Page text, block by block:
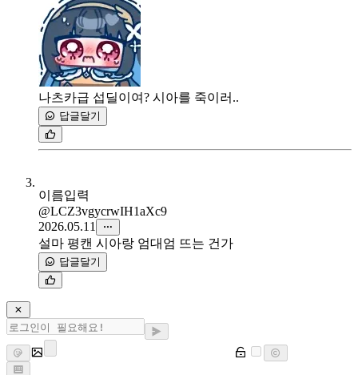
나츠카급 섭딜이여? 시아를 죽이러..
답글달기
이름입력
@LCZ3vgycrwIH1aXc9
2026.05.11
설마 평캔 시아랑 엄대엄 뜨는 건가
답글달기